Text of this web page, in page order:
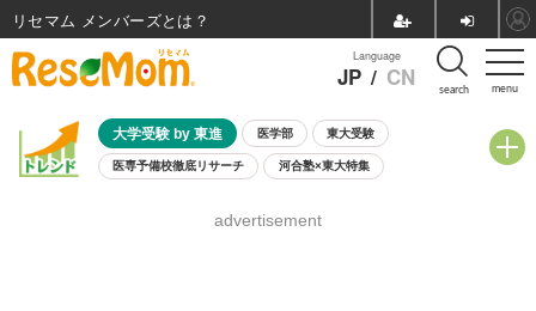
menu
Language
JP / CN search
大学受験 by 東進 医学部 東大受験
医専予備校徹底リサーチ 河合塾×東大特集
8月開催学校説明会・相談会
advertisement
リセマム メンバーズ